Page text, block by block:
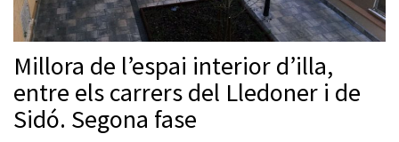
Millora de l’espai interior d’illa,
entre els carrers del Lledoner i de
Sidó. Segona fase